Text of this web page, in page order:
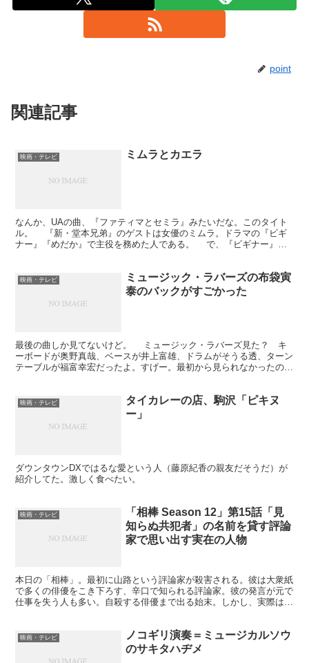
point
関連記事
映画・テレビ ミムラとカエラ
なんか、UAの曲、『ファティマとセミラ』みたいだな。このタイト
ル。 『新・堂本兄弟』のゲストは女優のミムラ。ドラマの『ビギ
ナー』『めだか』で主役を務めた人である。 で、『ビギナー』の
映画・テレビ
ミュージック・ラバーズの布袋寅
泰のバックがすごかった
最後の曲しか見てないけど。 ミュージック・ラバーズ見た？ キ
ーボードが奥野真哉、ベースが井上富雄、ドラムがそうる透、ターン
テーブルが福富幸宏だったよ。すげー。最初から見られなかったのが
映画・テレビ
タイカレーの店、駒沢「ピキヌ
ー」
ダウンタウンDXではるな愛という人（藤原紀香の親友だそうだ）が
紹介してた。激しく食べたい。
映画・テレビ
「相棒 Season 12」第15話「見
知らぬ共犯者」の名前を貸す評論
家で思い出す実在の人物
本日の「相棒」。最初に山路という評論家が殺害される。彼は大衆紙
で多くの俳優をこき下ろす、辛口で知られる評論家。彼の発言が元で
仕事を失う人も多い。自殺する俳優まで出る始末。しかし、実際は評
映画・テレビ
ノコギリ演奏＝ミュージカルソウ
のサキタハヂメ